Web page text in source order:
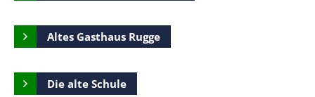
Altes Gasthaus Rugge
Die alte Schule